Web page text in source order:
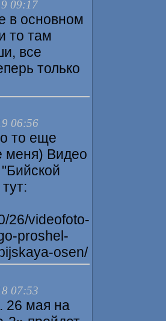
09:17
в основном
то там
все
только
06:56
то еще
меня) Видео
26/videofoto-
proshel-
osen/
07:53
26 мая на